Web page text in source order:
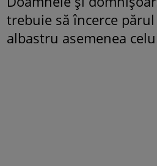
trebuie să încerce
albastru asemenea